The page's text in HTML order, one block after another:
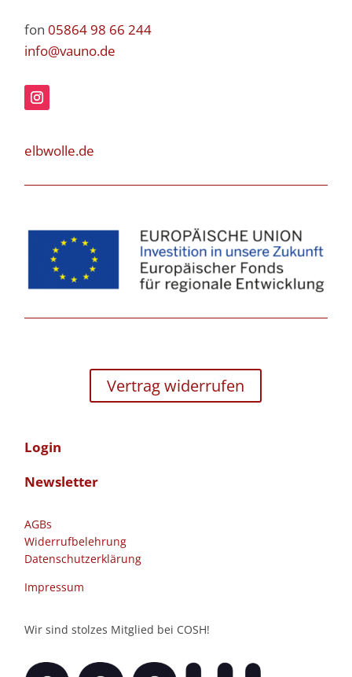
fon05864 98 66 244
info@vauno.de
elbwolle.de
Vertrag widerrufen
Login
Newsletter
AGBs
Widerrufbelehrung
Datenschutzerklärung
Impressum
Wir sind stolzes Mitglied bei COSH!